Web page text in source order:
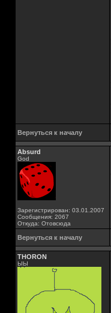
Вернуться к началу
Absurd
God
Зарегистрирован: 03.01.2007
Сообщения: 2067
Откуда: Отовсюда
Вернуться к началу
THORON
ЫЫ